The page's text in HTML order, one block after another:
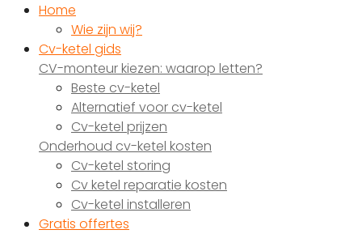
Home
Wie zijn wij?
Cv-ketel gids
CV-monteur kiezen: waarop letten?
Beste cv-ketel
Alternatief voor cv-ketel
Cv-ketel prijzen
Onderhoud cv-ketel kosten
Cv-ketel storing
Cv ketel reparatie kosten
Cv-ketel installeren
Gratis offertes